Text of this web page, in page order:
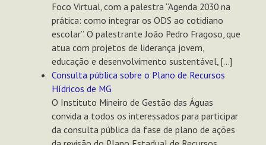
Foco Virtual, com a palestra “Agenda 2030 na
prática: como integrar os ODS ao cotidiano
escolar”. O palestrante João Pedro Fragoso, que
atua com projetos de liderança jovem,
educação e desenvolvimento sustentável, […]
Consulta pública sobre o Plano de Recursos
Hídricos de MG
O Instituto Mineiro de Gestão das Águas
convida a todos os interessados para participar
da consulta pública da fase de plano de ações